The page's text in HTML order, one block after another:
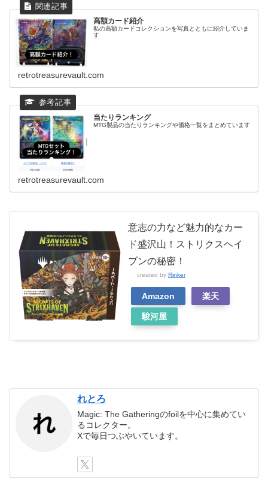
高額カード紹介
私の高額カードコレクションを写真とともに紹介していま
す
retrotreasurevault.com
当たりランキング
MTG製品の当たりランキングや価格一覧をまとめています
retrotreasurevault.com
意志の力など魅力的なカー
ド盛沢山！ストリクスヘイ
ブンの秘密！
created by Rinker
Amazon 楽天
駿河屋
れとろ
Magic: The Gatheringのfoilを中心に集めてい
るコレクター。
Xで毎日つぶやいています。